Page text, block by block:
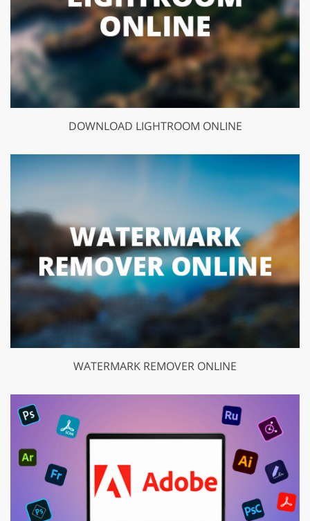
DOWNLOAD LIGHTROOM ONLINE
WATERMARK REMOVER ONLINE